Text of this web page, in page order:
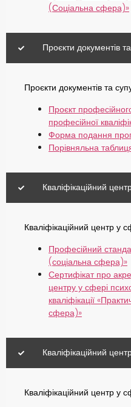
(Соціальна сфера)»
Проєкти документів
Проєкти документів та
Проєкт
професійної
Форма подання
Порівняльна
Кваліфікаційний
Кваліфікаційний центр у
Професійний
(соціальна сфера)»
Сертифікат про
центру у сфері
кваліфікації
сфера)»
Кваліфікаційний
Кваліфікаційний центр у